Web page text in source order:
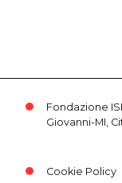
Fondazione
Giovanni-MI,
Cookie Policy